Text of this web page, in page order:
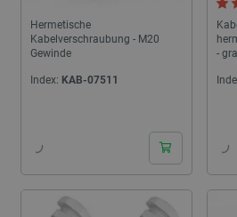
Hermetische
Kabelverschraubung - M20
Gewinde
Index: KAB-07511
-